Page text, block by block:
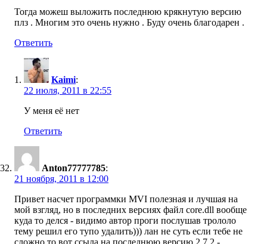
Тогда можеш выложить последнюю крякнутую версию
плз . Многим это очень нужно . Буду очень благодарен .
Ответить
Kaimi:
22 июля, 2011 в 22:55
У меня её нет
Ответить
Anton77777785:
21 ноября, 2011 в 12:00
Привет насчет программки MVI полезная и лучшая на
мой взгляд, но в последних версиях файл core.dll вообще
куда то делся - видимо автор проги послушав трололо
тему решил его тупо удалить))) лан не суть если тебе не
сложно то вот ссыла на последнюю версию 2.7.2 -